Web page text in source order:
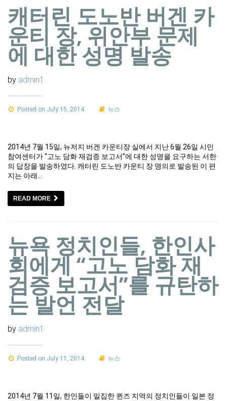
캐터린 도노반 버겐 카
운티 장, 위안부 문제
에 대한 성명 발송
by admin1
Posted on July 15, 2014 뉴스
2014년 7월 15일, 뉴저지 버겐 카운티장 실에서 지난 6월 26일 시민
참여센터가 “고노 담화 재검증 보고서”에 대한 성명을 요구하는 서한
의 답장을 발송하였다. 캐터린 도노반 카운티 장 명의로 발송된 이 편
지는 아래…
READ MORE
뉴욕 정치인들, 한인사
회에게 “고노 담화 재
검증 보고서”를 규탄하
는 발언 전달
by admin1
Posted on July 11, 2014 뉴스
2014년 7월 11일, 한인들이 밀집한 퀸즈 지역의 정치인들이 일본 정